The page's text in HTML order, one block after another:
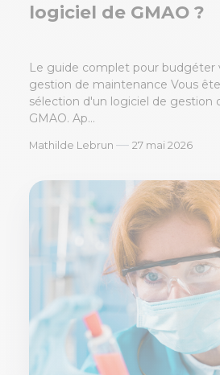
logiciel de GMAO ?
Le guide complet pour budgéter
gestion de maintenance Vous
sélection d'un logiciel de gestion
GMAO. Ap...
Mathilde Lebrun — 27 mai 2026